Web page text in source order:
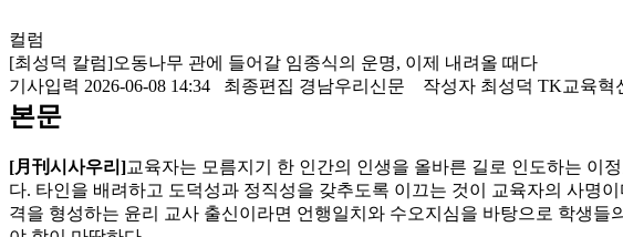
컬럼
[최성덕 칼럼]오동나무 관에 들어갈 임종식의 운명, 이제 내려올 때다
기사입력 2026-06-08 14:34 최종편집 경남우리신문
작성자 최성덕 TK교육혁
본문
[月刊시사우리]교육자는 모름지기 한 인간의 인생을 올바른 길로 인도하는 이
다. 타인을 배려하고 도덕성과 정직성을 갖추도록 이끄는 것이 교육자의 사명
격을 형성하는 윤리 교사 출신이라면 언행일치와 수오지심을 바탕으로 학생들